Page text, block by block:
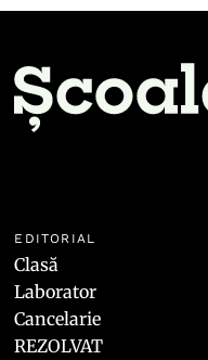
EDITORIAL
Clasă
Laborator
Cancelarie
REZOLVAT